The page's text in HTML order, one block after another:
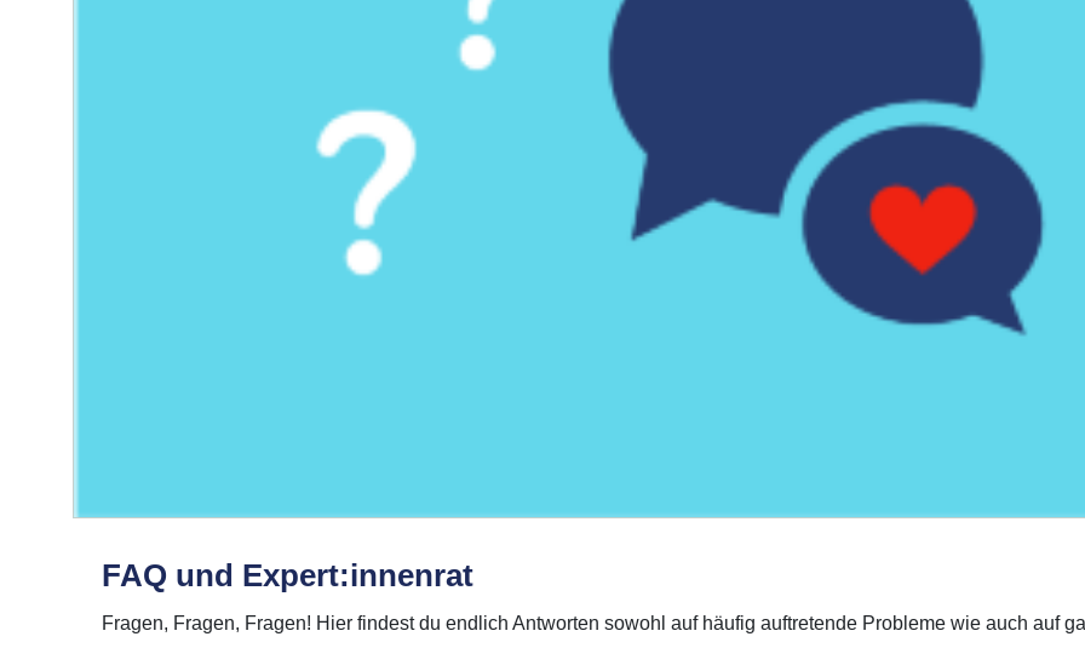
FAQ und Expert:innenrat
Fragen, Fragen, Fragen! Hier findest du endlich Antworten sowohl auf häufig auftretende Probleme wie auch auf